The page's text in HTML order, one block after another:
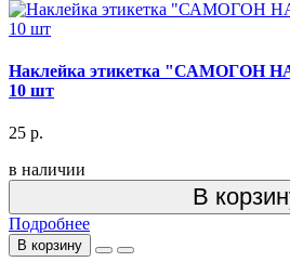
Наклейка этикетка "САМОГОН
10 шт
25 р.
в наличии
В
Подробнее
В корзину